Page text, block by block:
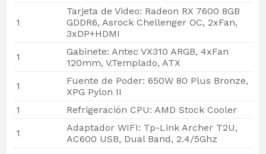
1
Tarjeta de Video: Radeon RX 7600 8GB
GDDR6, Asrock Chellenger OC, 2xFan,
3xDP+HDMI
1
Gabinete: Antec VX310 ARGB, 4xFan
120mm, V.Templado, ATX
1
Fuente de Poder: 650W 80 Plus Bronze,
XPG Pylon II
1
Refrigeración CPU: AMD Stock Cooler
1
Adaptador WIFI: Tp-Link Archer T2U,
AC600 USB, Dual Band, 2.4/5Ghz